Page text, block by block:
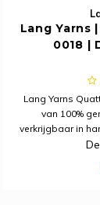
Lang Yarns
0018 |
Lang Yarns
van 100%
verkrijgbaar in
Ideaal voor